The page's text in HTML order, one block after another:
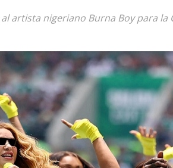
artista nigeriano Burna Boy para la